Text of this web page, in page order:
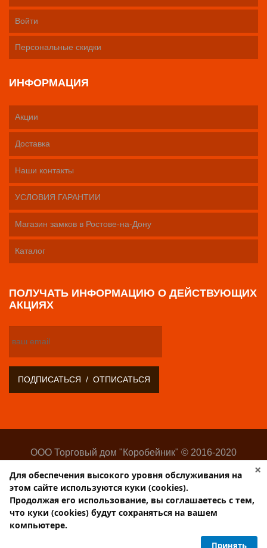
Войти
Персональные скидки
ИНФОРМАЦИЯ
Акции
Доставка
Наши контакты
УСЛОВИЯ ГАРАНТИИ
Магазин замков в Ростове-на-Дону
Каталог
ПОЛУЧАТЬ ИНФОРМАЦИЮ О ДЕЙСТВУЮЩИХ
АКЦИЯХ
ООО Торговый дом "Коробейник" © 2016-2020
изделий
Разработка:Web-студия Websilon
Поддержка сайта —ООО «Центр-Интернет»
Торговый дом КОРОБЕЙНИК
×
Для обеспечения высокого уровня обслуживания на
этом сайте используются куки (cookies).
Продолжая его использование, вы соглашаетесь с тем,
что куки (cookies) будут сохраняться на вашем
компьютере.
Принять